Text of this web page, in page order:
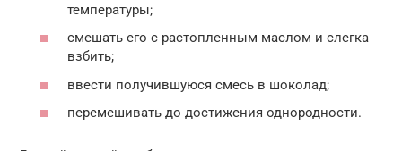
температуры;
смешать его с растопленным маслом и слегка
взбить;
ввести получившуюся смесь в шоколад;
перемешивать до достижения однородности.